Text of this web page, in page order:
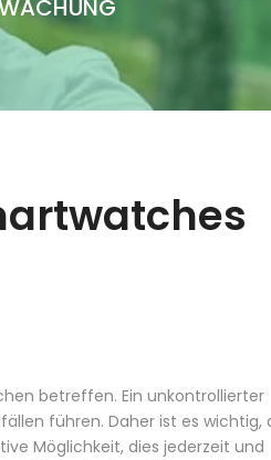
betreffen. Ein unkontrollierter
führen. Daher ist es wichtig,
Möglichkeit, dies jederzeit und